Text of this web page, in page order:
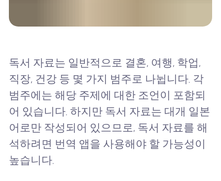
독서 자료는 일반적으로 결혼, 여행, 학업,
직장, 건강 등 몇 가지 범주로 나뉩니다. 각
범주에는 해당 주제에 대한 조언이 포함되
어 있습니다. 하지만 독서 자료는 대개 일본
어로만 작성되어 있으므로, 독서 자료를 해
석하려면 번역 앱을 사용해야 할 가능성이
높습니다.